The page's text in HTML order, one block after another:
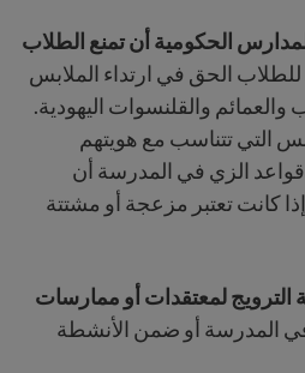
الحكومية أن تمنع الطلاب
للطلاب الحق في ارتداء الملابس
والعمائم والقلنسوات اليهودية.
التي تتناسب مع هويتهم
الزي في المدرسة أن
كانت تعتبر مزعجة أو مشتتة
الترويج لمعتقدات أو ممارسات
المدرسة أو ضمن الأنشطة